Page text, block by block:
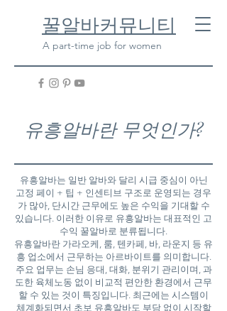
​꿀알바커뮤니티
A part-time job for women
유흥알바란 무엇인가?
유흥알바는 일반 알바와 달리 시급 중심이 아닌
고정 페이 + 팁 + 인센티브 구조로 운영되는 경우
가 많아, 단시간 근무에도 높은 수익을 기대할 수
있습니다. 이러한 이유로 유흥알바는 대표적인 고
수익 꿀알바로 분류됩니다.
유흥알바란 가라오케, 룸, 텐카페, 바, 라운지 등 유
흥 업소에서 근무하는 아르바이트를 의미합니다.
주요 업무는 손님 응대, 대화, 분위기 관리이며, 과
도한 육체노동 없이 비교적 편안한 환경에서 근무
할 수 있는 것이 특징입니다. 최근에는 시스템이
체계화되면서 초보 유흥알바도 부담 없이 시작할